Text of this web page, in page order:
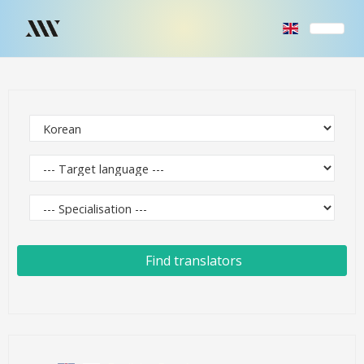
Find translators